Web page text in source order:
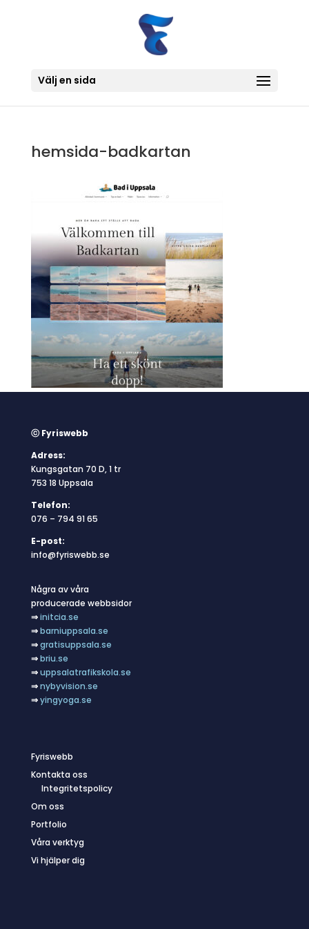
Välj en sida
hemsida-badkartan
ⓒ Fyriswebb
Adress:
Kungsgatan 70 D, 1 tr
753 18 Uppsala
Telefon:
076 – 794 91 65
E-post:
info@fyriswebb.se
Några av våra
producerade webbsidor
⇒initcia.se
⇒barniuppsala.se
⇒gratisuppsala.se
⇒briu.se
⇒uppsalatrafikskola.se
⇒nybyvision.se
⇒yingyoga.se
Fyriswebb
Kontakta oss
Integritetspolicy
Om oss
Portfolio
Våra verktyg
Vi hjälper dig